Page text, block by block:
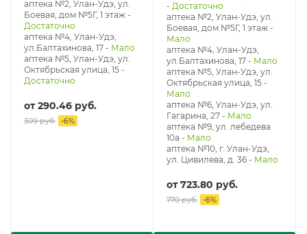
аптека №2, Улан-Удэ, ул.
Боевая, дом №5Г, 1 этаж -
Достаточно
аптека №4, Улан-Удэ,
ул.Балтахинова, 17 - Мало
аптека №5, Улан-Удэ, ул. ​
Октябрьская улица, 15 -
Достаточно
от290.46 руб.
309 руб. -6%
- Достаточно
аптека №2, Улан-Удэ, ул.
Боевая, дом №5Г, 1 этаж -
Мало
аптека №4, Улан-Удэ,
ул.Балтахинова, 17 - Мало
аптека №5, Улан-Удэ, ул. ​
Октябрьская улица, 15 -
Мало
аптека №6, Улан-Удэ, ул.
Гагарина, 27 - Мало
аптека №9, ул. лебедева
10а - Мало
аптека №10, г. Улан-Удэ,
ул. Цивилева, д. 36 - Мало
от723.80 руб.
770 руб. -6%